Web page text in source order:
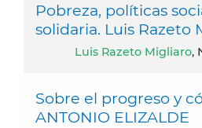
Pobreza, políticas
solidaria. Luis Razeto
Luis Razeto Migliaro,
Sobre el progreso y
ANTONIO ELIZALDE